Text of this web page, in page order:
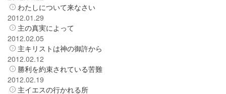
わたしについて来なさい
2012.01.29
主の真実によって
2012.02.05
主キリストは神の御許から
2012.02.12
勝利を約束されている苦難
2012.02.19
主イエスの行かれる所